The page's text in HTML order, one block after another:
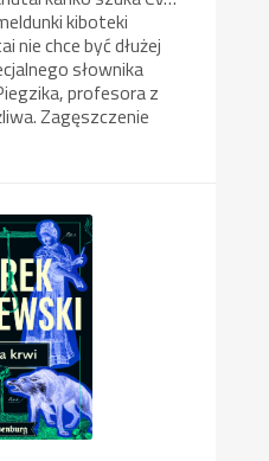
kiboteki
nie chce być dłużej
słownika
profesora z
Zagęszczenie